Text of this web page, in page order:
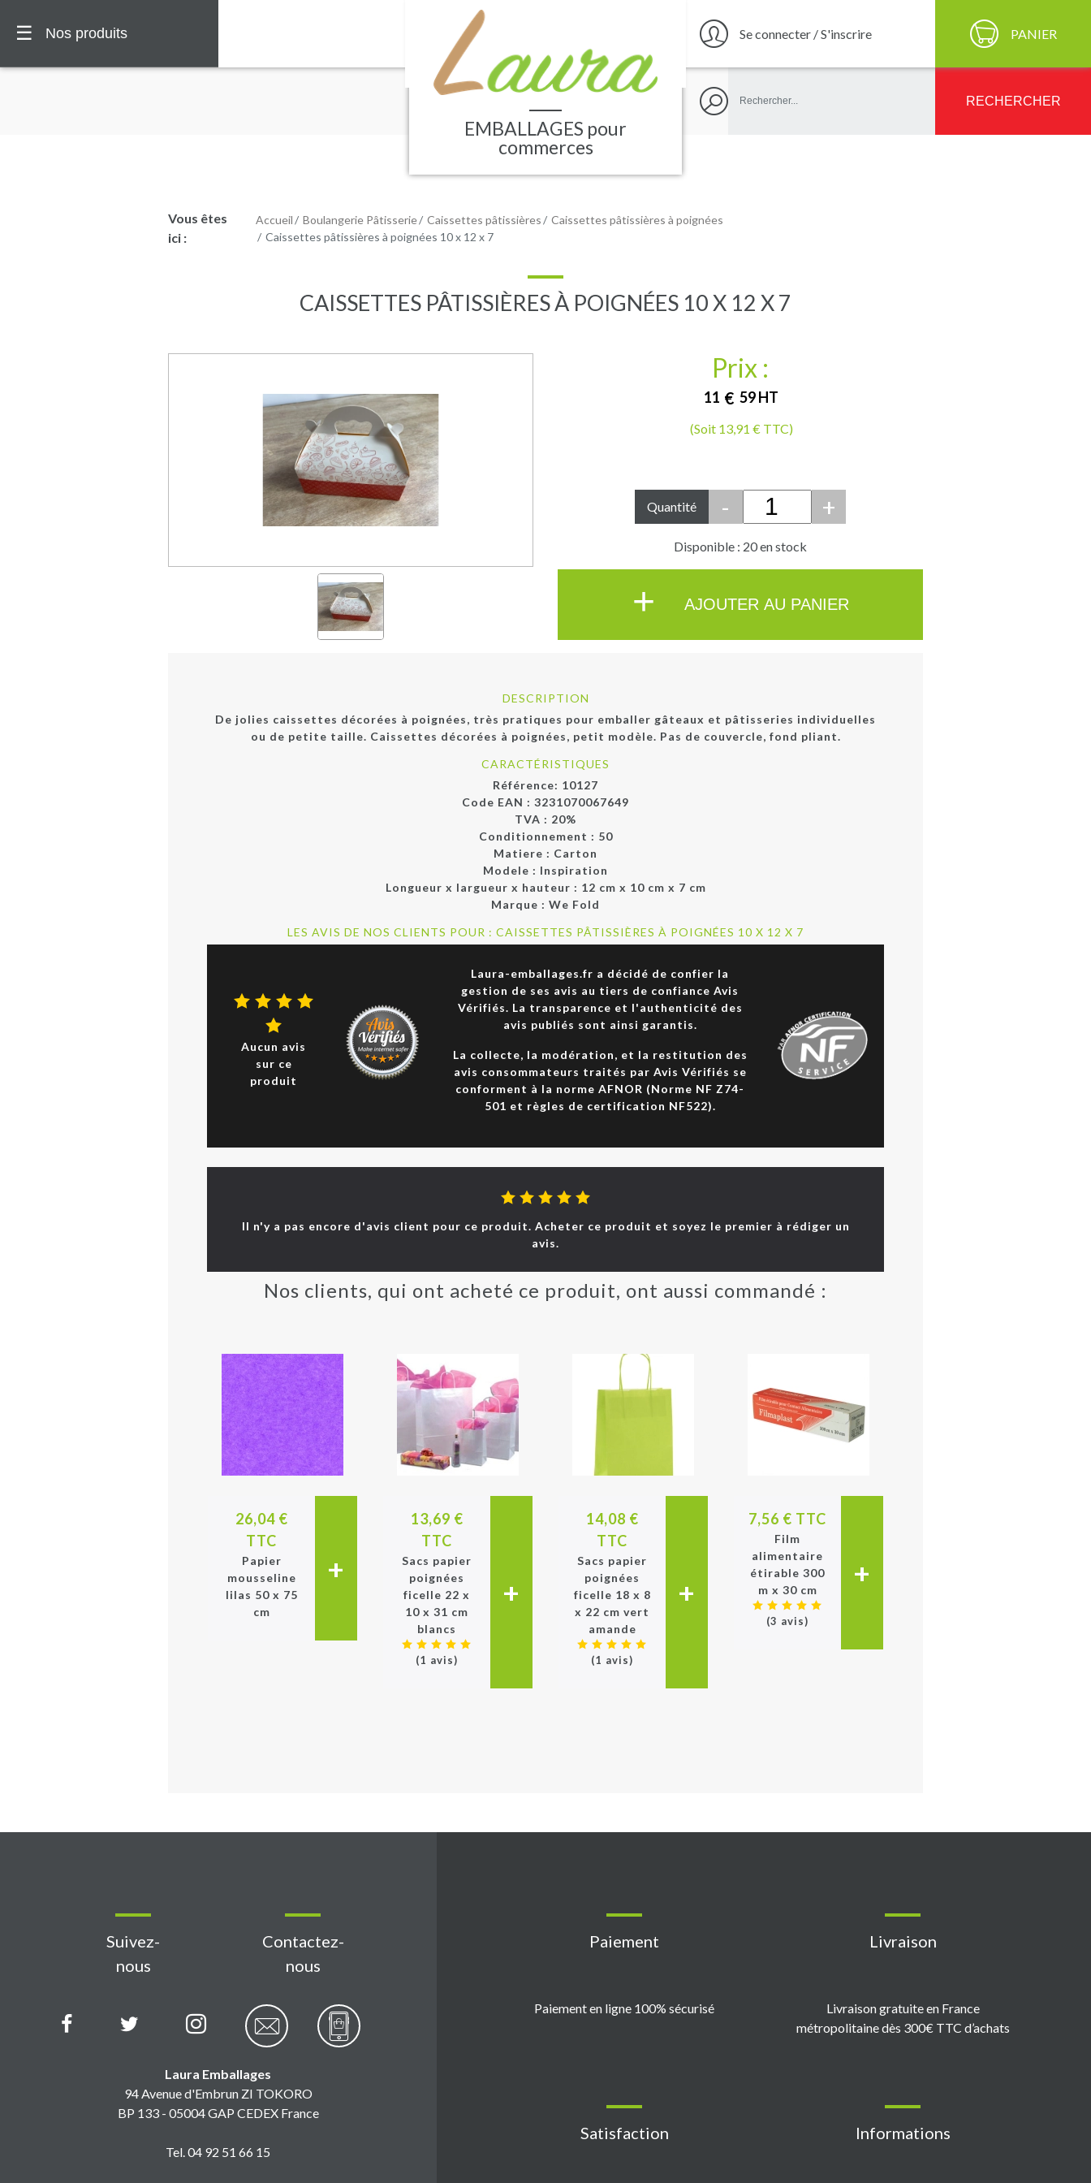
☰ Nos produits
EMBALLAGES pour
commerces
PANIER
Se connecter / S'inscrire
sur
le
RECHERCHER
🏠
Vous êtes
ici :
Accueil Boulangerie Pâtisserie Caissettes pâtissières
Caissettes pâtissières à poignées
Caissettes pâtissières à poignées 10 x 12 x 7
CAISSETTES PÂTISSIÈRES À POIGNÉES 10 X 12 X 7
Prix :
11 € 59HT
(Soit 13,91 € TTC)
Quantité - +
Disponible : 20 en stock
+ AJOUTER AU PANIER
DESCRIPTION
De jolies caissettes décorées à poignées, très pratiques pour emballer gâteaux et pâtisseries individuelles
ou de petite taille. Caissettes décorées à poignées, petit modèle. Pas de couvercle, fond pliant.
CARACTÉRISTIQUES
Référence: 10127
Code EAN : 3231070067649
TVA : 20%
Conditionnement : 50
Matiere : Carton
Modele : Inspiration
Longueur x largueur x hauteur : 12 cm x 10 cm x 7 cm
Marque : We Fold
LES AVIS DE NOS CLIENTS POUR : CAISSETTES PÂTISSIÈRES À POIGNÉES 10 X 12 X 7
Aucun avis
sur ce
produit
Laura-emballages.fr a décidé de confier la
gestion de ses avis au tiers de confiance Avis
Vérifiés. La transparence et l'authenticité des
avis publiés sont ainsi garantis.
La collecte, la modération, et la restitution des
avis consommateurs traités par Avis Vérifiés se
conforment à la norme AFNOR (Norme NF Z74-
501 et règles de certification NF522).
Il n'y a pas encore d'avis client pour ce produit. Acheter ce produit et soyez le premier à rédiger un
avis.
Nos clients, qui ont acheté ce produit, ont aussi commandé :
26,04 €
TTC
Papier
mousseline
lilas 50 x 75
cm
+
13,69 €
TTC
Sacs papier
poignées
ficelle 22 x
10 x 31 cm
blancs
(1 avis)
+
14,08 €
TTC
Sacs papier
poignées
ficelle 18 x 8
x 22 cm vert
amande
(1 avis)
+
7,56 € TTC
Film
alimentaire
étirable 300
m x 30 cm
(3 avis)
+
Suivez-
nous
Contactez-
nous
Laura Emballages
94 Avenue d'Embrun ZI TOKORO
BP 133 - 05004 GAP CEDEX France
Tel. 04 92 51 66 15
Paiement
Paiement en ligne 100% sécurisé
Livraison
Livraison gratuite en France
métropolitaine dès 300€ TTC d’achats
Satisfaction Informations